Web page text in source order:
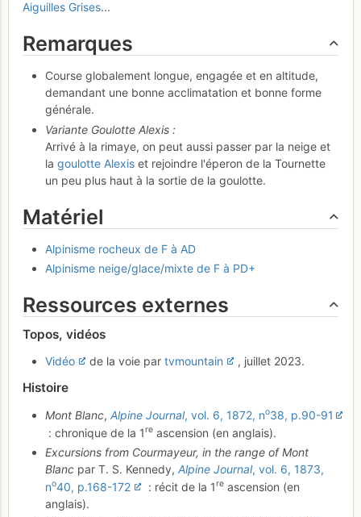
Aiguilles Grises...
Remarques
Course globalement longue, engagée et en altitude,
demandant une bonne acclimatation et bonne forme
générale.
Variante Goulotte Alexis :
Arrivé à la rimaye, on peut aussi passer par la neige et
la goulotte Alexis et rejoindre l'éperon de la Tournette
un peu plus haut à la sortie de la goulotte.
Matériel
Alpinisme rocheux de F à AD
Alpinisme neige/glace/mixte de F à PD+
Ressources externes
Topos, vidéos
Vidéo de la voie par tvmountain , juillet 2023.
Histoire
Mont Blanc, Alpine Journal, vol. 6, 1872, no38, p.90-91
: chronique de la 1re ascension (en anglais).
Excursions from Courmayeur, in the range of Mont
Blanc par T. S. Kennedy, Alpine Journal, vol. 6, 1873,
no40, p.168-172 : récit de la 1re ascension (en
anglais).